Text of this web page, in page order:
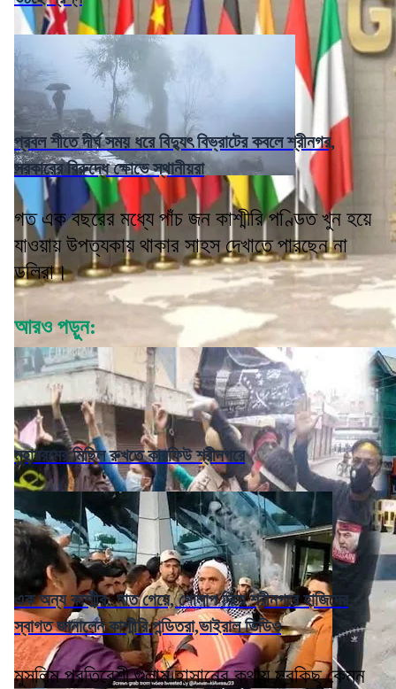
প্রবল শীতে দীর্ঘ সময় ধরে বিদ্যুৎ বিভ্রাটের কবলে শ্রীনগর,
সরকারের বিরুদ্ধে ক্ষোভে স্থানীয়রা
গত এক বছরের মধ্যে পাঁচ জন কাশ্মীরি পণ্ডিত খুন হয়ে
যাওয়ায় উপত্যকায় থাকার সাহস দেখাতে পারছেন না
ডলিরা।
আরও পড়ুন:
মুহাররমের মিছিল রুখতে কারফিউ শ্রীনগরে
এক অন্য কাশ্মীর: নাত গেয়ে, গোলাপ দিয়ে শ্রীনগরে হাজিদের
স্বাগত জানালেন কাশ্মীরি পন্ডিতরা,ভাইরাল ভিডিও
মুসলিম প্রতিবেশী গুলাম হাসানের কথায় সবকিছু কেমন